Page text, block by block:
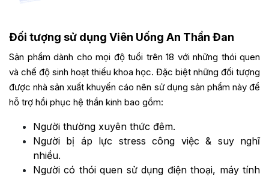
Đối tượng sử dụng Viên Uống An Thần Đan
Sản phẩm dành cho mọi độ tuổi trên 18 với những thói quen
và chế độ sinh hoạt thiếu khoa học. Đặc biệt những đối tượng
được nhà sản xuất khuyến cáo nên sử dụng sản phẩm này để
hỗ trợ hồi phục hệ thần kinh bao gồm:
Người thường xuyên thức đêm.
Người bị áp lực stress công việc & suy nghĩ
nhiều.
Người có thói quen sử dụng điện thoại, máy tính